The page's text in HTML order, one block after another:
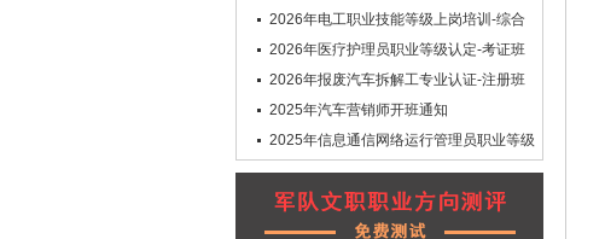
2026年电工职业技能等级上岗培训-综合
班
2026年医疗护理员职业等级认定-考证班
2026年报废汽车拆解工专业认证-注册班
2025年汽车营销师开班通知
2025年信息通信网络运行管理员职业等级
认定-考证班